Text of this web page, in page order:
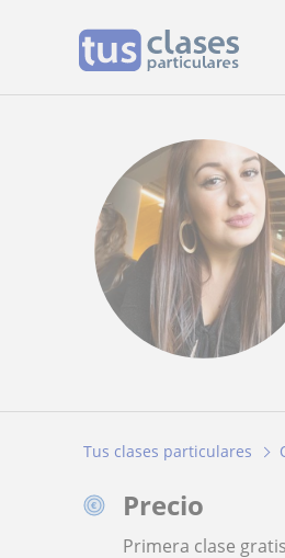
Tus clases particulares
Precio
Primera clase gratis